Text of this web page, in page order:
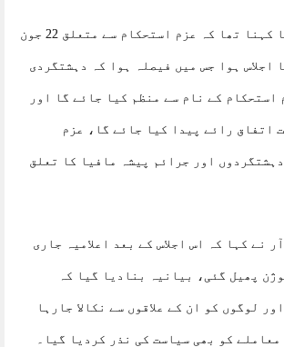
ترجمان پاک فوج کا کہنا تھا کہ عزم استحکام سے متعلق 22 جون
اجلاس ہوا جس میں فیصلہ ہوا کہ دہشتگردی
استحکام کے نام سے منظم کیا جائے گا اور
اتفاق رائے پیدا کیا جائے گا، عزم
اور جرائم پیشہ مافیا کا تعلق
نے کہا کہ اس اجلاس کے بعد اعلامیہ جاری
پھیل گئی، بیانیہ بنادیا گیا کہ
لوگوں کو ان کے علاقوں سے نکالا جارہا
معاملے کو بھی سیاست کی نذر کردیا گیا۔